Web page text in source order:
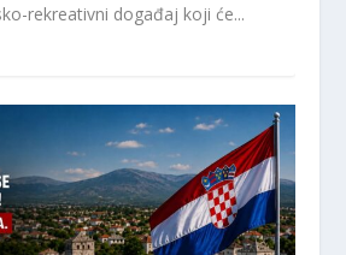
rekreativni događaj koji će...